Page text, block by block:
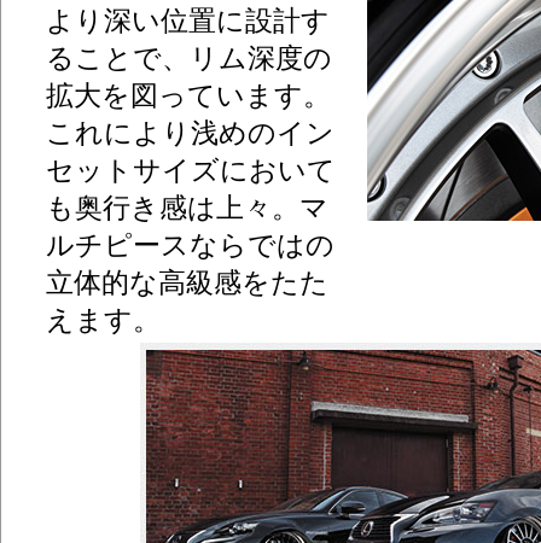
より深い位置に設計す
ることで、リム深度の
拡大を図っています。
これにより浅めのイン
セットサイズにおいて
も奥行き感は上々。マ
ルチピースならではの
立体的な高級感をたた
えます。